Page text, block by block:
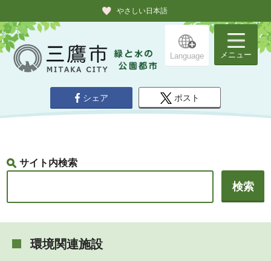
やさしい日本語
Language メニュー
シェア ポスト
サイト内検索
環境関連施設